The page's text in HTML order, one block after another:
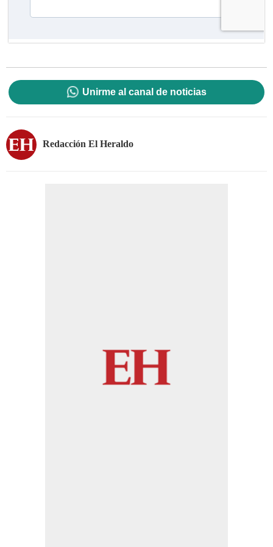
Unirme al canal de noticias
Redacción El Heraldo